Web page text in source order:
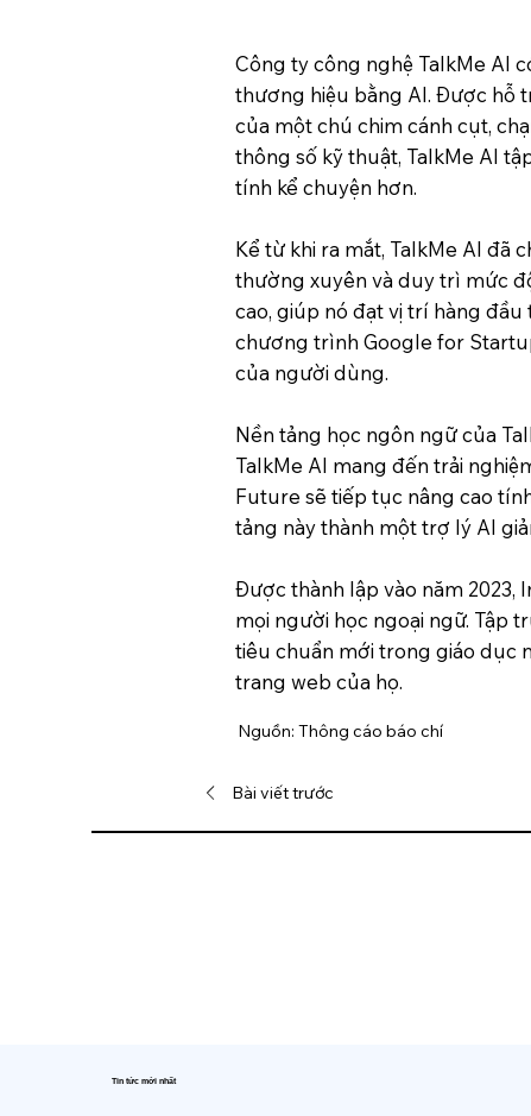
Công ty công nghệ TalkMe AI
thương hiệu bằng AI. Được hỗ
của một chú chim cánh cụt,
thông số kỹ thuật, TalkMe AI
tính kể chuyện hơn.
Kể từ khi ra mắt, TalkMe AI đã
thường xuyên và duy trì mức
cao, giúp nó đạt vị trí hàng
chương trình Google for
của người dùng.
Nền tảng học ngôn ngữ của
TalkMe AI mang đến trải
Future sẽ tiếp tục nâng cao
tảng này thành một trợ lý AI
Được thành lập vào năm 2023,
mọi người học ngoại ngữ. Tập
tiêu chuẩn mới trong giáo dục
trang web của họ.
Nguồn: Thông cáo báo chí
Bài viết trước
Tin tức mới nhất